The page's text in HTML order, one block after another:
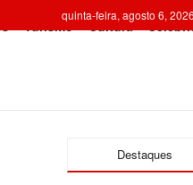
quinta-feira, agosto 6, 2026
Turismo Cultura
Destaques